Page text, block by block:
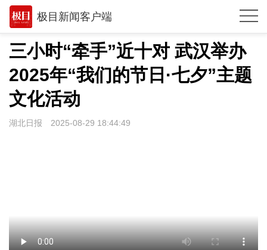
极目新闻客户端
推荐
观点
时政
湖北
极客圈
三小时“牵手”近十对 武汉举办
2025年“我们的节日·七夕”主题
文化活动
湖北日报 2025-08-29 18:44:49